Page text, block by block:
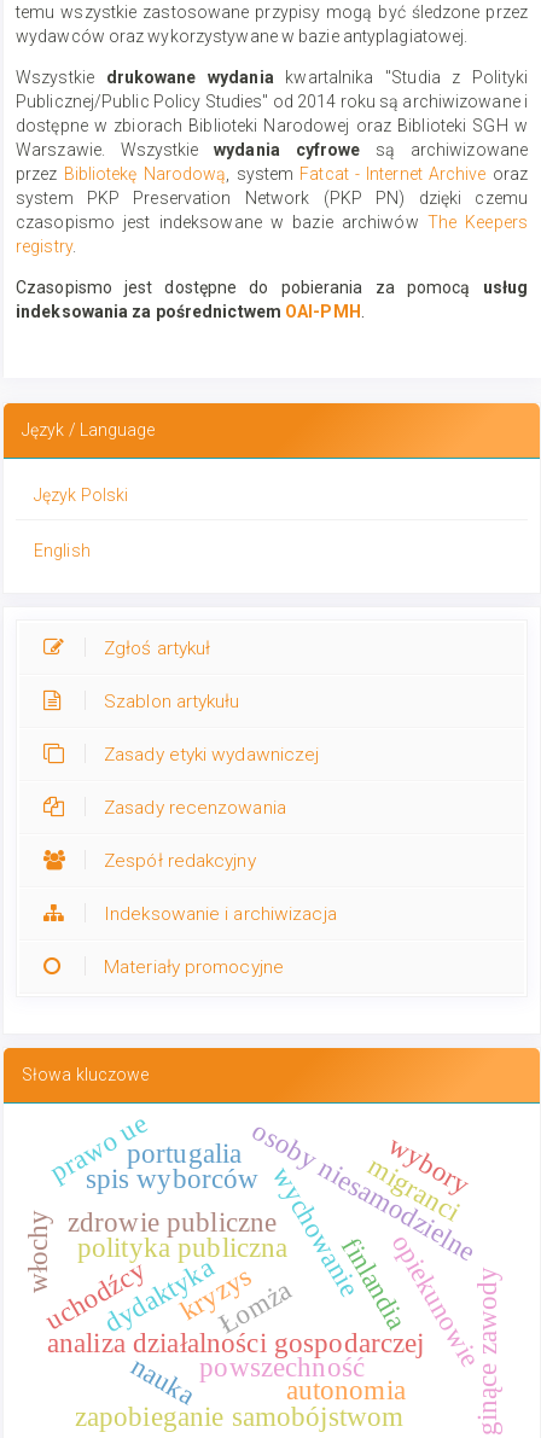
temu wszystkie zastosowane przypisy mogą być śledzone przez
wydawców oraz wykorzystywane w bazie antyplagiatowej.
Wszystkie drukowane wydania kwartalnika "Studia z Polityki
Publicznej/Public Policy Studies" od 2014 roku są archiwizowane i
dostępne w zbiorach Biblioteki Narodowej oraz Biblioteki SGH w
Warszawie. Wszystkiewydania cyfrowe są archiwizowane
przez Bibliotekę Narodową , system Fatcat - Internet Archive oraz
system PKP Preservation Network (PKP PN) dzięki czemu
czasopismo jest indeksowane w bazie archiwów The Keepers
registry.
Czasopismo jest dostępne do pobierania za pomocą usług
indeksowania za pośrednictwem OAI-PMH
Język / Language
Język Polski
English
Zgłoś artykuł
Szablon artykułu
Zasady etyki wydawniczej
Zasady recenzowania
Zespół redakcyjny
Indeksowanie i archiwizacja
Materiały promocyjne
Słowa kluczowe
polityka publiczna finlandia
analiza działalności gospodarczejopiekunowie
osoby niesamodzielne
nauka
wychowanie
dydaktyka
zdrowie publiczne
zapobieganie samobójstwom
migranci
uchodźcy Łomża ginące zawody
powszechność
wybory
spis wyborców
autonomia
portugalia
prawo ue
kryzys
włochy